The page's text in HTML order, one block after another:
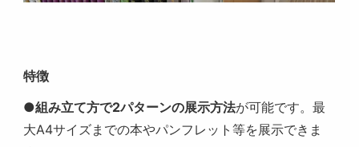
特徴
●組み立て方で2パターンの展示方法が可能です。最
大A4サイズまでの本やパンフレット等を展示できま